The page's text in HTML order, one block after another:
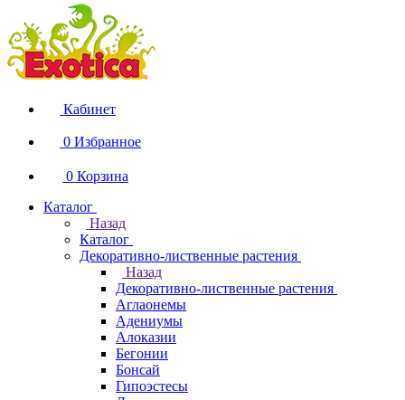
Кабинет
0 Избранное
0 Корзина
Каталог
Назад
Каталог
Декоративно-лиственные растения
Назад
Декоративно-лиственные растения
Аглаонемы
Адениумы
Алоказии
Бегонии
Бонсай
Гипоэстесы